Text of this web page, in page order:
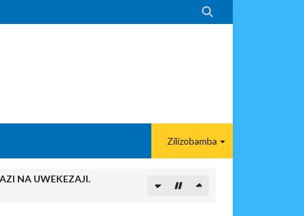

Zilizobamba
NA UWEKEZAJI.